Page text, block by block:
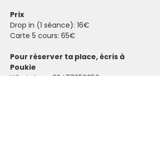
Prix
Drop in (1 séance): 16€
Carte 5 cours: 65€
Pour réserver ta place, écris à
Poukie
WhatsApp +32477259350